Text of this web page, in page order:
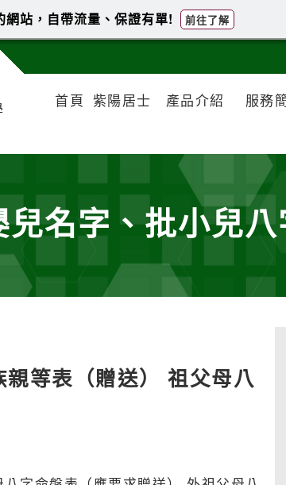
首頁 紫陽居士 產品介紹 服務
名字、批小兒
等表（贈送） 祖父母八
網站，自帶流量、保證有單! 前往了解